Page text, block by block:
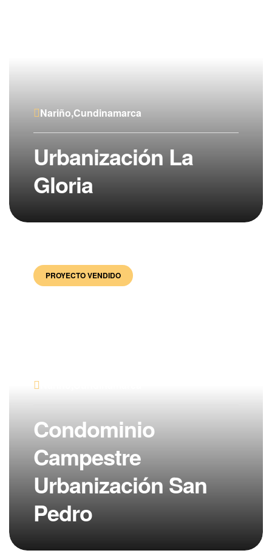
Nariño,Cundinamarca
Urbanización La
Gloria
PROYECTO VENDIDO
Condominio
Campestre
Urbanización San
Pedro